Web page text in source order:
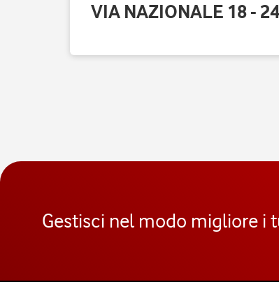
VIA NAZIONALE 18 -
Gestisci nel modo migliore i